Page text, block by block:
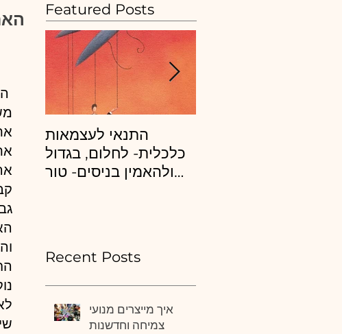
Featured Posts
התנאי לעצמאות
כלכלית- לחלום, בגדול
ולהאמין בניסים- טור
Recent Posts
איך מייצרים מנועי
צמיחה וחדשנות